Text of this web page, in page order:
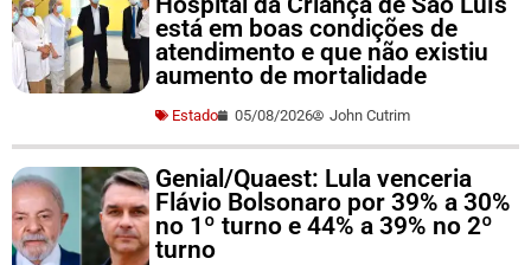
está em boas condições de
atendimento e que não existiu
aumento de mortalidade
Estado 05/08/2026 John Cutrim
Genial/Quaest: Lula venceria
Flávio Bolsonaro por 39% a 30%
no 1º turno e 44% a 39% no 2º
turno